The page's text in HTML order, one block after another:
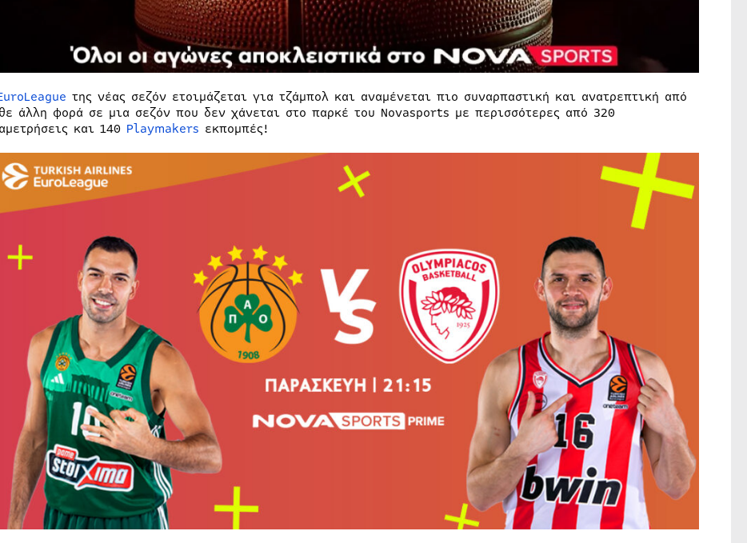
της νέας σεζόν ετοιμάζεται για τζάμπολ και αναμένεται πιο συναρπαστική και ανατρεπτική από
άλλη φορά σε μια σεζόν που δεν χάνεται στο παρκέ του Novasports με περισσότερες από 320
και 140 Playmakers εκπομπές!